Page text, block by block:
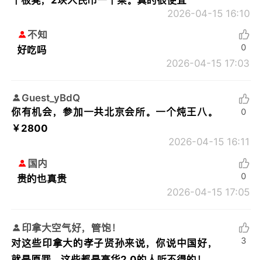
2026-04-15 16:10
不知
好吃吗
2026-04-15 17:03
0
Guest_yBdQ
你有机会，参加一共北京会所。一个炖王八。
￥2800
2026-04-15 16:11
0
国内
贵的也真贵
2026-04-15 17:05
0
印拿大空气好，管饱！
对这些印拿大的孝子贤孙来说，你说中国好，
3